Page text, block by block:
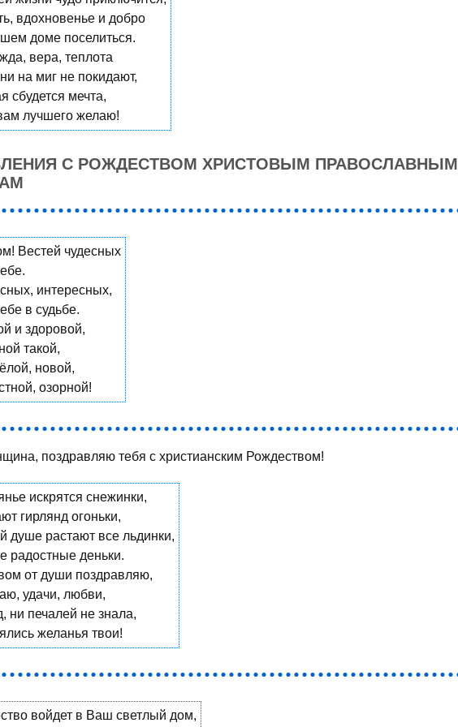
вдохновенье и добро
доме поселиться.
вера, теплота
на миг не покидают,
сбудется мечта,
лучшего желаю!
С РОЖДЕСТВОМ ХРИСТОВЫМ ПРАВОСЛАВНЫМ
Вестей чудесных
интересных,
в судьбе.
и здоровой,
такой,
новой,
озорной!
поздравляю тебя с христианским Рождеством!
искрятся снежинки,
гирлянд огоньки,
душе растают все льдинки,
радостные деньки.
от души поздравляю,
удачи, любви,
ни печалей не знала,
желанья твои!
войдет в Ваш светлый дом,